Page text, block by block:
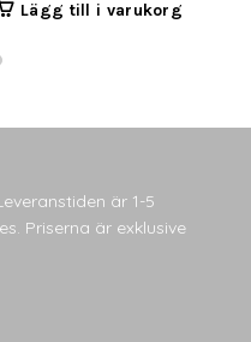
Lägg till i varukorg
är 1-5
Priserna är exklusive